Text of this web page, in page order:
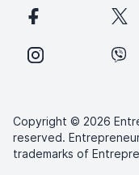
Copyright © 2026
reserved.
trademarks of